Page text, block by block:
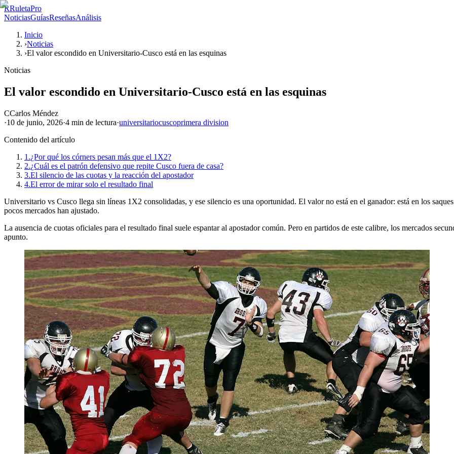
RRuletaPro
NoticiasGuíasReseñasAnálisis
Inicio
›Noticias
›El valor escondido en Universitario-Cusco está en las esquinas
Noticias
El valor escondido en Universitario-Cusco está en las esquinas
CCarlos Méndez
·10 de junio, 2026·4 min de lectura·universitariocuscoprimera division
Contenido del artículo
1.¿Por qué los córners pesan más que el 1X2?
2.¿Cuál es el patrón defensivo que repite Cusco fuera de casa?
3.El silencio de las cuotas y la reacción del apostador
4.El error de mirar solo el resultado final
Universitario vs Cusco llega sin líneas 1X2 consolidadas, y ese silencio es una oportunidad. El valor no está en el ganador: está en los
pocos mercados han ajustado.
La ausencia de cuotas oficiales para el resultado final suele espantar al apostador común. Pero en partidos de este calibre, los mercados
apunto.